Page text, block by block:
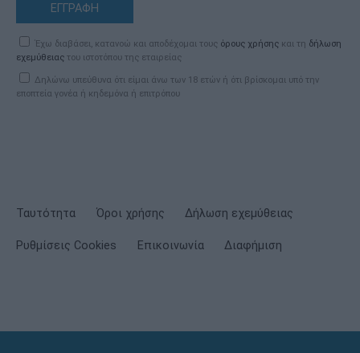
ΕΓΓΡΑΦΗ
Έχω διαβάσει, κατανοώ και αποδέχομαι τους όρους χρήσης και τη δήλωση
εχεμύθειας του ιστοτόπου της εταιρείας
Δηλώνω υπεύθυνα ότι είμαι άνω των 18 ετών ή ότι βρίσκομαι υπό την
εποπτεία γονέα ή κηδεμόνα ή επιτρόπου
Ταυτότητα Όροι χρήσης Δήλωση εχεμύθειας
Ρυθμίσεις Cookies Επικοινωνία Διαφήμιση